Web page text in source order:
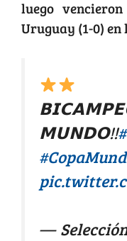
luego
Uruguay (1-0) en
𝗠𝗨𝗡𝗗𝗢!!
—